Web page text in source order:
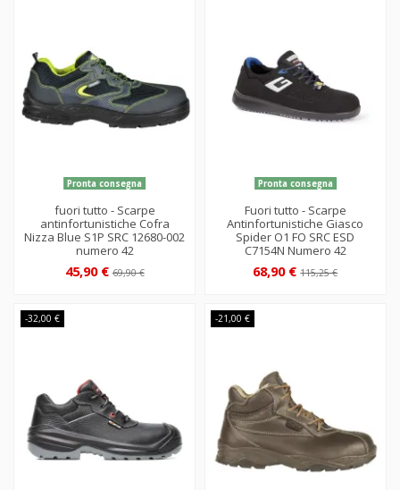
Pronta consegna
fuori tutto - Scarpe
antinfortunistiche Cofra
Nizza Blue S1P SRC 12680-002
numero 42
45,90 €69,90 €
Pronta consegna
Fuori tutto - Scarpe
Antinfortunistiche Giasco
Spider O1 FO SRC ESD
C7154N Numero 42
68,90 €115,25 €
-32,00 € -21,00 €